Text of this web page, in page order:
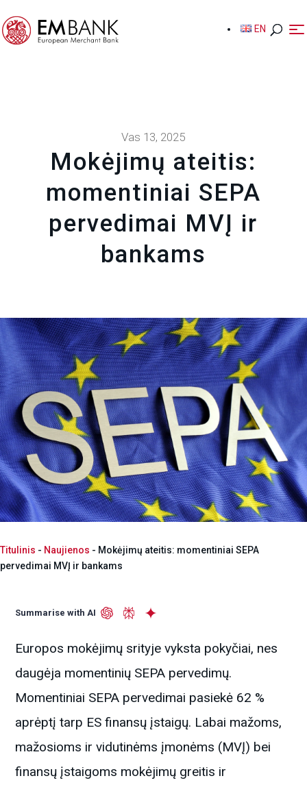
EN
EN
Vas 13, 2025
Mokėjimų ateitis:
momentiniai SEPA
pervedimai MVĮ ir
bankams
Titulinis - Naujienos - Mokėjimų ateitis: momentiniai SEPA
pervedimai MVĮ ir bankams
Summarise with AI
Europos mokėjimų srityje vyksta pokyčiai, nes
daugėja momentinių SEPA pervedimų.
Momentiniai SEPA pervedimai pasiekė 62 %
aprėptį tarp ES finansų įstaigų. Labai mažoms,
mažosioms ir vidutinėms įmonėms (MVĮ) bei
finansų įstaigoms mokėjimų greitis ir